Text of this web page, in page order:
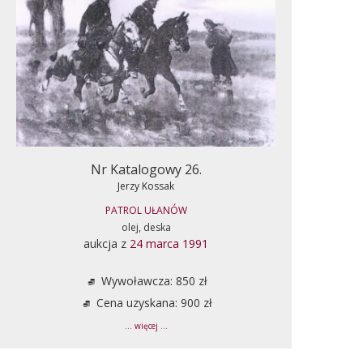
Nr Katalogowy 26.
Jerzy Kossak
PATROL UŁANÓW
olej, deska
aukcja z 24 marca 1991
Wywoławcza: 850 zł
Cena uzyskana: 900 zł
... więcej ...